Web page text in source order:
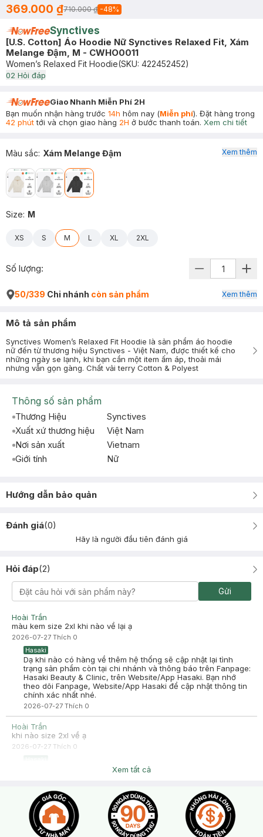
369.000 ₫710.000 ₫ -48%
Synctives
[U.S. Cotton] Áo Hoodie Nữ Synctives Relaxed Fit, Xám
Melange Đậm, M - CWHO0011
Women’s Relaxed Fit Hoodie(SKU: 422452452)
02 Hỏi đáp
Giao Nhanh Miễn Phí 2H
Bạn muốn nhận hàng trước 14h hôm nay (Miễn phí). Đặt hàng trong
42 phúttới và chọn giao hàng 2H ở bước thanh toán. Xem chi tiết
Màu sắc: Xám Melange Đậm
Size: M
XS S M L XL 2XL
Xem thêm
Số lượng:
50/339 Chi nhánh còn sản phẩm Xem thêm
Mô tả sản phẩm
Synctives Women’s Relaxed Fit Hoodie là sản phẩm áo hoodie
nữ đến từ thương hiệu Synctives - Việt Nam, được thiết kế cho
những ngày se lạnh, khi bạn cần một item ấm áp, thoải mái
nhưng vẫn gọn gàng. Chất vải terry Cotton & Polyest
Thông số sản phẩm
Thương Hiệu
Synctives
Xuất xứ thương hiệu
Việt Nam
Nơi sản xuất
Vietnam
Giới tính
Nữ
Hướng dẫn bảo quản
Đánh giá(0)
Hãy là người đầu tiên đánh giá
Hỏi đáp(2)
Gửi
Hoài Trần
màu kem size 2xl khi nào về lại ạ
2026-07-27 Thích 0
Hasaki
Dạ khi nào có hàng về thêm hệ thống sẽ cập nhật lại tình
trạng sản phẩm còn tại chi nhánh và thông báo trên Fanpage:
Hasaki Beauty & Clinic, trên Website/App Hasaki. Bạn nhớ
theo dõi Fanpage, Website/App Hasaki để cập nhật thông tin
chính xác nhất nhé.
2026-07-27 Thích 0
Hoài Trần
khi nào size 2xl về ạ
2026-07-27 Thích 0
Dạ khi nào có hàng về thêm hệ thống sẽ cập nhật lại tình
theo dõi Fanpage, Website/App Hasaki để cập nhật thông tin
chính xác nhất nhé.
2026-07-27 Thích
Xem tất cả